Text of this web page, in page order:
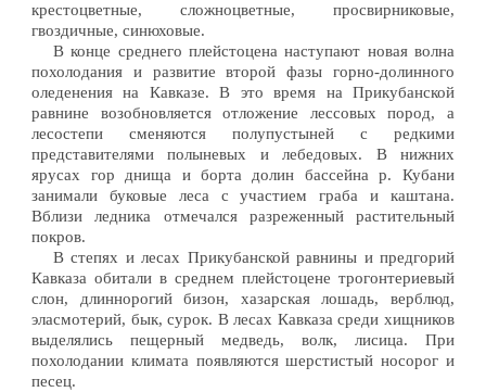
крестоцветные, сложноцветные, просвирниковые,
гвоздичные, синюховые.
В конце среднего плейстоцена наступают новая волна
похолодания и развитие второй фазы горно-долинного
оледенения на Кавказе. В это время на Прикубанской
равнине возобновляется отложение лессовых пород, а
лесостепи сменяются полупустыней с редкими
представителями полыневых и лебедовых. В нижних
ярусах гор днища и борта долин бассейна р. Кубани
занимали буковые леса с участием граба и каштана.
Вблизи ледника отмечался разреженный растительный
покров.
В степях и лесах Прикубанской равнины и предгорий
Кавказа обитали в среднем плейстоцене трогонтериевый
слон, длиннорогий бизон, хазарская лошадь, верблюд,
эласмотерий, бык, сурок. В лесах Кавказа среди хищников
выделялись пещерный медведь, волк, лисица. При
похолодании климата появляются шерстистый носорог и
песец.